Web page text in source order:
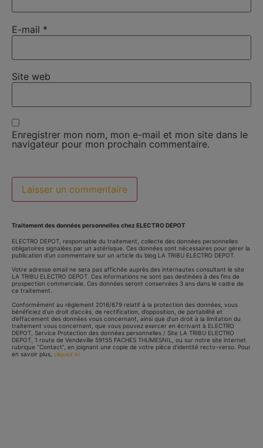
E-mail *
Site web
Enregistrer mon nom, mon e-mail et mon site dans le
navigateur pour mon prochain commentaire.
Traitement des données personnelles chez ELECTRO DEPOT
ELECTRO DEPOT, responsable du traitement, collecte des données personnelles
obligatoires signalées par un astérisque. Ces données sont nécessaires pour gérer la
publication d’un commentaire sur un article du blog LA TRIBU ELECTRO DEPOT.
Votre adresse email ne sera pas affichée auprès des internautes consultant le site
LA TRIBU ELECTRO DEPOT. Ces informations ne sont pas destinées à des fins de
prospection commerciale. Ces données seront conservées 3 ans dans le cadre de
ce traitement.
Conformément au règlement 2016/679 relatif à la protection des données, vous
bénéficiez d’un droit d’accès, de rectification, d’opposition, de portabilité et
d’effacement des données vous concernant, ainsi que d’un droit à la limitation du
traitement vous concernant, que vous pouvez exercer en écrivant à ELECTRO
DEPOT, Service Protection des données personnelles / Site LA TRIBU ELECTRO
DEPOT, 1 route de Vendeville 59155 FACHES THUMESNIL, ou sur notre site internet
rubrique “Contact”, en joignant une copie de votre pièce d’identité recto-verso. Pour
en savoir plus, cliquez ici